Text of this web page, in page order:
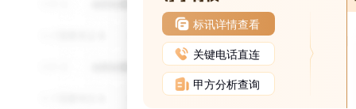
标讯详情查看
关键电话直连
甲方分析查询